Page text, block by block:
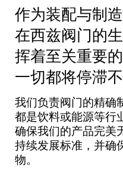
作为装配与制
在西兹阀门的
挥着至关重要
一切都将停滞不
我们负责阀门的精确
都是饮料或能源等行
确保我们的产品完美
持续发展标准，并确
物。